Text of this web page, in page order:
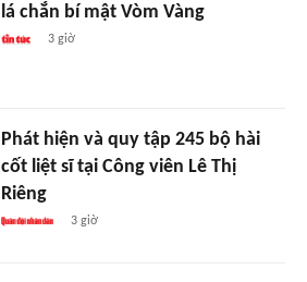
lá chắn bí mật Vòm Vàng
3 giờ
Phát hiện và quy tập 245 bộ hài
cốt liệt sĩ tại Công viên Lê Thị
Riêng
3 giờ